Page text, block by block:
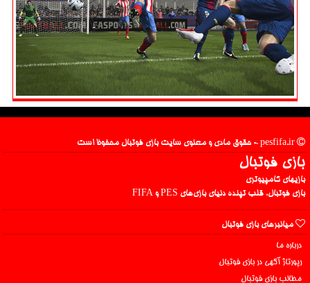
بازی فوتبال
بازیهای کامپیوتری
بازی فوتبال، قلب تپنده دنیای بازی‌های PES و FIFA
میانبرهای بازی فوتبال
درباره ما
رپورتاژ آگهی در بازی فوتبال
مطالب بازی فوتبال